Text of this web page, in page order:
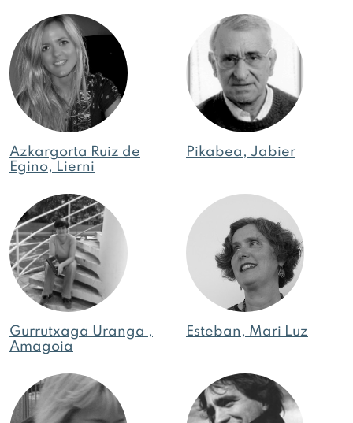
Azkargorta Ruiz de
Egino, Lierni
Pikabea, Jabier
Gurrutxaga Uranga ,
Amagoia
Esteban, Mari Luz